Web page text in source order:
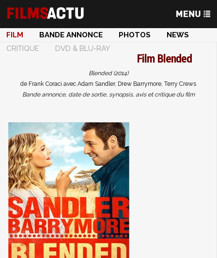
FILM BANDE ANNONCE PHOTOS
NEWS
CRITIQUE
DVD & BLU-RAY
Film Blended
Blended (2014)
de Frank Coraci avec Adam Sandler, Drew Barrymore, Terry Crews
Bande annonce, date de sortie, synopsis, avis et critique du film